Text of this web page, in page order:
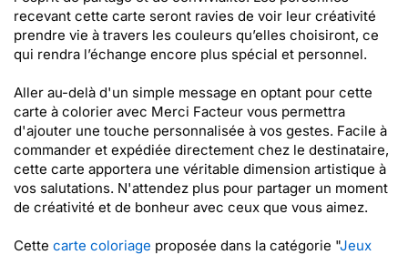
recevant cette carte seront ravies de voir leur créativité
prendre vie à travers les couleurs qu’elles choisiront, ce
qui rendra l’échange encore plus spécial et personnel.
Aller au-delà d'un simple message en optant pour cette
carte à colorier avec Merci Facteur vous permettra
d'ajouter une touche personnalisée à vos gestes. Facile à
commander et expédiée directement chez le destinataire,
cette carte apportera une véritable dimension artistique à
vos salutations. N'attendez plus pour partager un moment
de créativité et de bonheur avec ceux que vous aimez.
Cette carte coloriage proposée dans la catégorie "Jeux